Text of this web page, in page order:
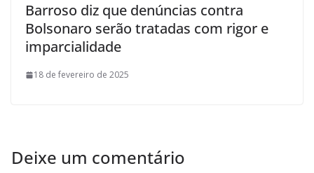
Barroso diz que denúncias contra
Bolsonaro serão tratadas com rigor e
imparcialidade
18 de fevereiro de 2025
Deixe um comentário